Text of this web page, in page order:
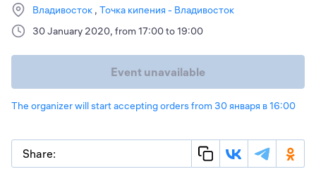
Владивосток Точка кипения - Владивосток
30 January 2020, from 17:00 to 19:00
Event unavailable
The organizer will start accepting orders from 30 января в 16:00
Share: